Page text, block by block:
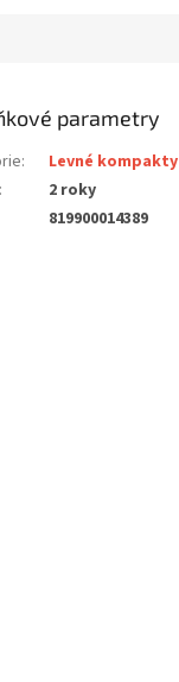
parametry
:
Levné kompakty
:
2 roky
819900014389